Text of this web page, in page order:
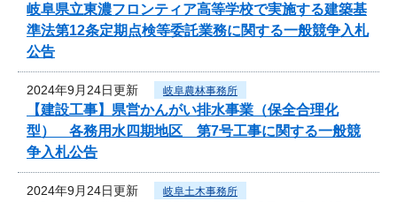
岐阜県立東濃フロンティア高等学校で実施する建築基
準法第12条定期点検等委託業務に関する一般競争入札
公告
2024年9月24日更新 岐阜農林事務所
【建設工事】県営かんがい排水事業（保全合理化
型） 各務用水四期地区 第7号工事に関する一般競
争入札公告
2024年9月24日更新 岐阜土木事務所